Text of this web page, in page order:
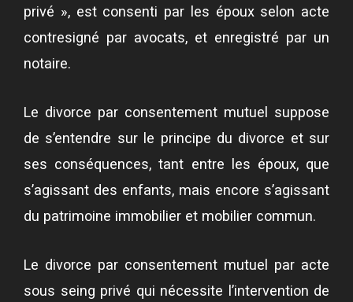
privé », est consenti par les époux selon acte
contresigné par avocats, et enregistré par un
notaire.
Le divorce par consentement mutuel suppose
de s’entendre sur le principe du divorce et sur
ses conséquences, tant entre les époux, que
s’agissant des enfants, mais encore s’agissant
du patrimoine immobilier et mobilier commun.
Le divorce par consentement mutuel par acte
sous seing privé qui nécessite l’intervention de